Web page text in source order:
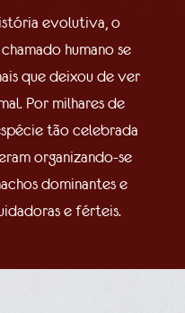
evolutiva, o
humano se
que deixou de ver
Por milhares de
tão celebrada
organizando-se
dominantes e
e férteis.